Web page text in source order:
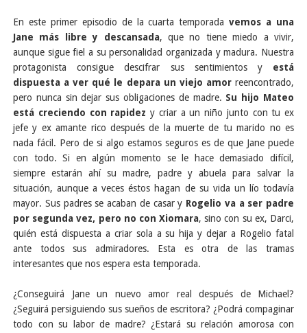
En este primer episodio de la cuarta temporadavemos a una
Jane más libre y descansada, que no tiene miedo a vivir,
aunque sigue fiel a su personalidad organizada y madura. Nuestra
protagonista consigue descifrar sus sentimientos y está
dispuesta a ver qué le depara un viejo amorreencontrado,
pero nunca sin dejar sus obligaciones de madre. Su hijo Mateo
está creciendo con rapidez y criar a un niño junto con tu ex
jefe y ex amante rico después de la muerte de tu marido no es
nada fácil. Pero de si algo estamos seguros es de que Jane puede
con todo. Si en algún momento se le hace demasiado difícil,
siempre estarán ahí su madre, padre y abuela para salvar la
situación, aunque a veces éstos hagan de su vida un lío todavía
mayor. Sus padres se acaban de casar y Rogelio va a ser padre
por segunda vez, pero no con Xiomara, sino con su ex, Darci,
quién está dispuesta a criar sola a su hija y dejar a Rogelio fatal
ante todos sus admiradores. Esta es otra de las tramas
interesantes que nos espera esta temporada.
¿Conseguirá Jane un nuevo amor real después de Michael?
¿Seguirá persiguiendo sus sueños de escritora? ¿Podrá compaginar
todo con su labor de madre? ¿Estará su relación amorosa con